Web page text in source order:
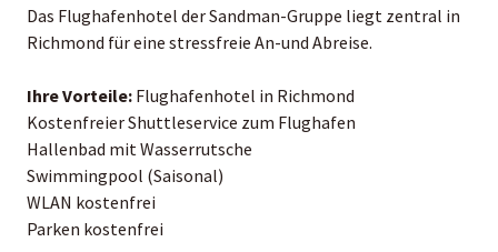
Das Flughafenhotel der Sandman-Gruppe liegt zentral in
Richmond für eine stressfreie An-und Abreise.
Ihre Vorteile: Flughafenhotel in Richmond
Kostenfreier Shuttleservice zum Flughafen
Hallenbad mit Wasserrutsche
Swimmingpool (Saisonal)
WLAN kostenfrei
Parken kostenfrei